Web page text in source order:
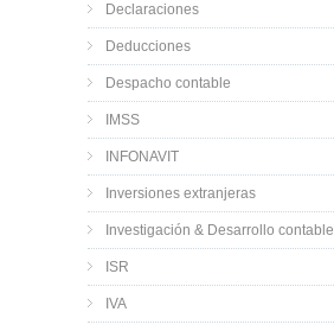
Declaraciones
Deducciones
Despacho contable
IMSS
INFONAVIT
Inversiones extranjeras
Investigación & Desarrollo contable
ISR
IVA